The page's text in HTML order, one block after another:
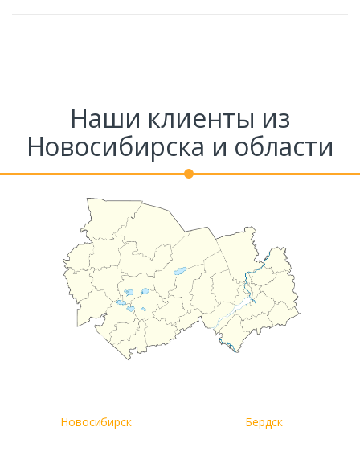
Наши клиенты из
Новосибирска и области
Новосибирск Бердск